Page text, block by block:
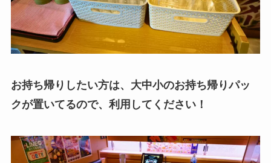
お持ち帰りしたい方は、大中小のお持ち帰りパッ
クが置いてるので、利用してください！